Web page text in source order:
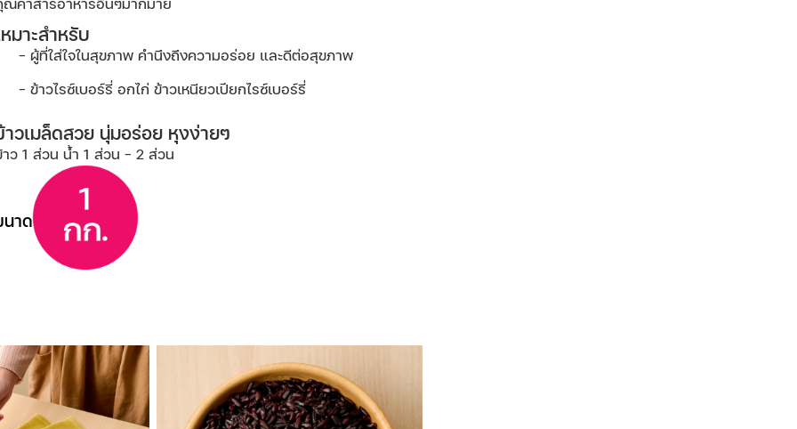
หมาะสําหรับ
ผู้ที่ใส่ใจในสุขภาพ คำนึงถึงความอร่อย และดีต่อสุขภาพ
ข้าวไรซ์เบอร์รี่ อกไก่ ข้าวเหนียวเปียกไรซ์เบอร์รี่
าวเมล็ดสวย นุ่มอร่อย หุงง่ายๆ
ว 1 ส่วน น้ำ 1 ส่วน - 2 ส่วน
นาด